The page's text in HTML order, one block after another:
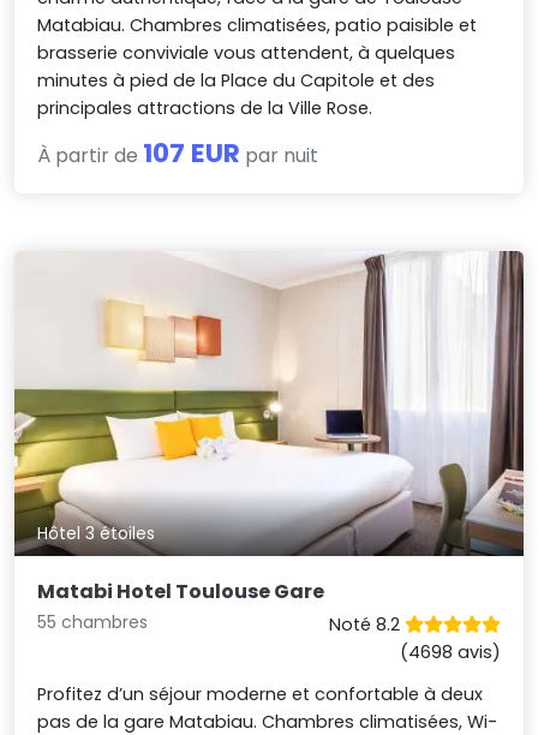
Matabiau. Chambres climatisées, patio paisible et
brasserie conviviale vous attendent, à quelques
minutes à pied de la Place du Capitole et des
principales attractions de la Ville Rose.
À partir de 107 EUR par nuit
Hôtel 3 étoiles
Matabi Hotel Toulouse Gare
55 chambres
Noté 8.2
(4698 avis)
Profitez d’un séjour moderne et confortable à deux
pas de la gare Matabiau. Chambres climatisées, Wi-